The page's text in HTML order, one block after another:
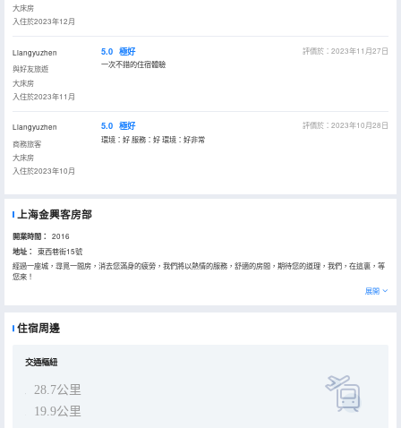
大床房
入住於2023年12月
Liangyuzhen
與好友旅遊
大床房
入住於2023年11月
5.0 極好
評價於：2023年11月27日
一次不錯的住宿體驗
Liangyuzhen
商務旅客
大床房
入住於2023年10月
5.0 極好
評價於：2023年10月28日
環境：好 服務：好 環境：好非常
上海金興客房部
開業時間： 2016
地址：
東西巷街15號
經過一座城，尋覓一間房，消去您滿身的疲勞，我們將以熱情的服務，舒適的房間，期待您的道理，我們，在這裏，等
您來！
展開
住宿周邊
交通樞紐
28.7公里
19.9公里